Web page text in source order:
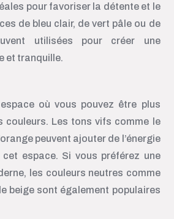
pour favoriser la détente et le
de bleu clair, de vert pâle ou de
utilisées pour créer une
et tranquille.
où vous pouvez être plus
couleurs. Les tons vifs comme le
peuvent ajouter de l’énergie
espace. Si vous préférez une
les couleurs neutres comme
beige sont également populaires